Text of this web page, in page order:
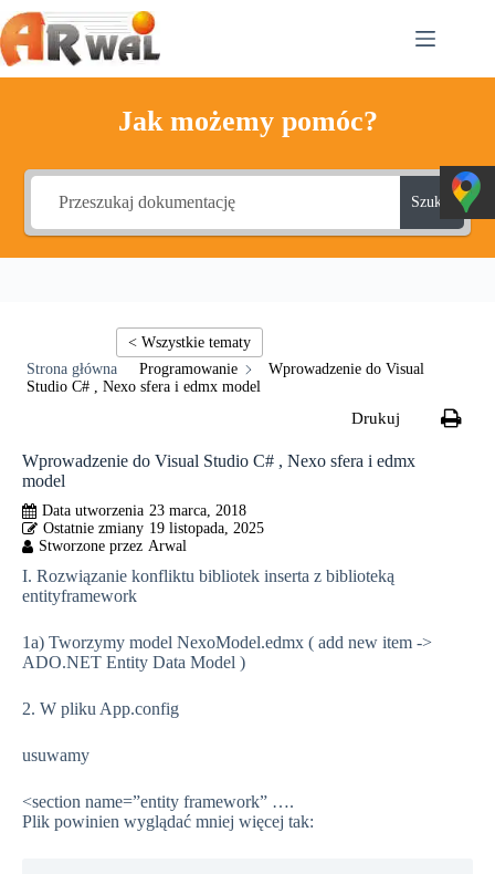
Przejdź
do
treści
Jak możemy pomóc?
Szukaj
Programowanie
Wprowadzenie do Visual
Studio C# , Nexo sfera i edmx model
Wprowadzenie do Visual Studio C# , Nexo sfera i edmx
model
23 marca, 2018
19 listopada, 2025
I. Rozwiązanie konfliktu bibliotek inserta z biblioteką
entityframework
1a) Tworzymy model NexoModel.edmx ( add new item ->
ADO.NET Entity Data Model )
2. W pliku App.config
usuwamy
<section name=”entity framework” ….
Plik powinien wyglądać mniej więcej tak: